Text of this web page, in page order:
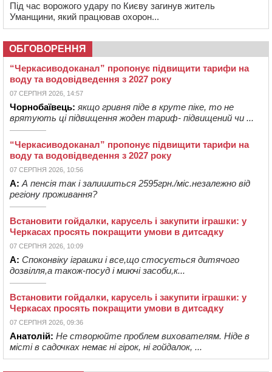
Під час ворожого удару по Києву загинув житель
Уманщини, який працював охорон...
ОБГОВОРЕННЯ
“Черкасиводоканал” пропонує підвищити тарифи на
воду та водовідведення з 2027 року
07 СЕРПНЯ 2026, 14:57
Чорнобаївець: якщо гривня піде в круте піке, то не
врятують ці підвищення жоден тариф- підвищений чи ...
“Черкасиводоканал” пропонує підвищити тарифи на
воду та водовідведення з 2027 року
07 СЕРПНЯ 2026, 10:56
А: А пенсія так і залишиться 2595грн./міс.незалежно від
регіону проживання?
Встановити гойдалки, карусель і закупити іграшки: у
Черкасах просять покращити умови в дитсадку
07 СЕРПНЯ 2026, 10:09
А: Споконвіку іграшки і все,що стосується дитячого
дозвілля,а також-посуд і миючі засоби,к...
Встановити гойдалки, карусель і закупити іграшки: у
Черкасах просять покращити умови в дитсадку
07 СЕРПНЯ 2026, 09:36
Анатолій: Не створюйте проблем вихователям. Ніде в
місті в садочках немає ні гірок, ні гойдалок, ...